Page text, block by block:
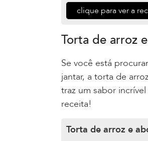
clique para ver a
Torta de arroz
Se você está
jantar, a torta de
traz um sabor
receita!
Torta de arroz e